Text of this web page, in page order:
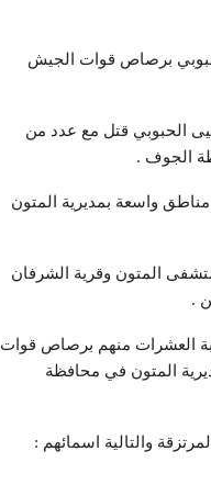
برصاص قوات الجيش
الحبوبي قتل مع عدد من
الجوف .
واسعة بمديرية المتون
المتون وقرية الشرفان
.
وإصابة العشرات منهم برصاص قوات
المتون في محافظة
والتالية اسمائهم :